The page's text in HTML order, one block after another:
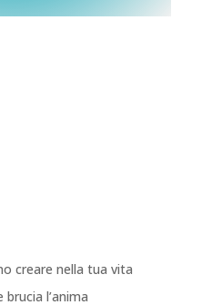
creare nella tua vita
l’anima